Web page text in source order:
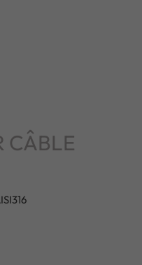
CÂBLE